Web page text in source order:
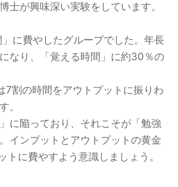
士が興味深い実験をしています。
に費やしたグループでした。年長
なり、「覚える時間」に約30％の
割の時間をアウトプットに振りわ
。
に陥っており、それこそが「勉強
インプットとアウトプットの黄金
に費やすよう意識しましょう。